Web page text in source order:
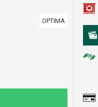
OPTIMA